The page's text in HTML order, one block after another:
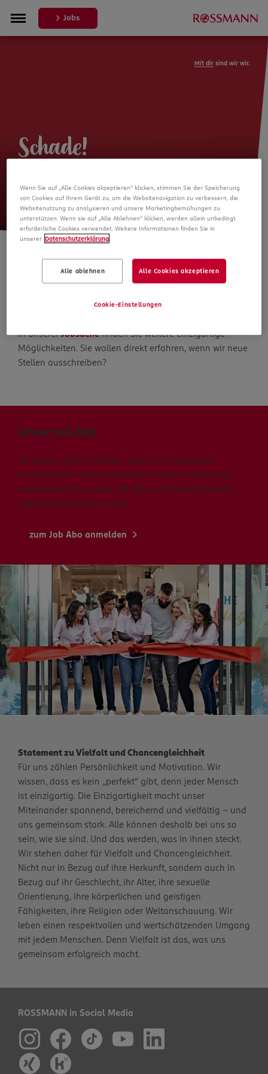
Jobs
Mit dir sind wir wir.
Schade!
mehr verfügbar
Die Suche geht weiter
In unsererJobsuchefinden Sie weitere einzigartige
Möglichkeiten. Sie wollen direkt erfahren, wenn wir neue
Stellen ausschreiben?
Unser Job Abo
Sie wollen direkt erfahren, wenn wir neue Stellen
ausschreiben? Dann registrieren Sie sich schnell und
unkompliziert für unser Job Abo und erhalten Sie alle
Stellenangebote via E-Mail.
zum Job Abo anmelden
Statement zu Vielfalt und Chancengleichheit
Für uns zählen Persönlichkeit und Motivation. Wir
wissen, dass es kein „perfekt“ gibt, denn jeder Mensch
ist einzigartig. Die Einzigartigkeit macht unser
Miteinander spannend, bereichernd und vielfältig – und
uns gemeinsam stark. Alle können deshalb bei uns so
sein, wie sie sind. Und das werden, was in ihnen steckt.
Wir stehen daher für Vielfalt und Chancengleichheit.
Nicht nur in Bezug auf ihre Herkunft, sondern auch in
Bezug auf ihr Geschlecht, ihr Alter, ihre sexuelle
Orientierung, ihre körperlichen und geistigen
Fähigkeiten, ihre Religion oder Weltanschauung. Wir
leben einen respektvollen und wertschätzenden Umgang
mit jedem Menschen. Denn Vielfalt ist das, was uns
gemeinsam erfolgreich macht.
ROSSMANN in Social Media
Wenn Sie auf „Alle Cookies akzeptieren“ klicken, stimmen Sie der Speicherung
von Cookies auf Ihrem Gerät zu, um die Websitenavigation zu verbessern, die
Websitenutzung zu analysieren und unsere Marketingbemühungen zu
unterstützen. Wenn sie auf „Alle Ablehnen“ klicken, werden allein unbedingt
erforderliche Cookies verwendet. Weitere Informationen finden Sie in
unserer Datenschutzerklärung
Alle ablehnen Alle Cookies akzeptieren
Cookie-Einstellungen